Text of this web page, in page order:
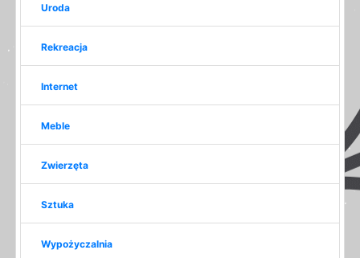
Uroda
Rekreacja
Internet
Meble
Zwierzęta
Sztuka
Wypożyczalnia